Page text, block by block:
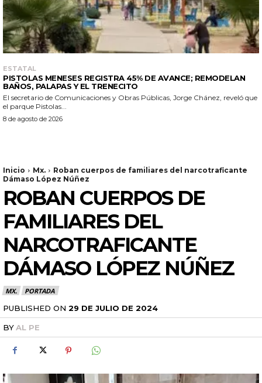
ESTATAL
PISTOLAS MENESES REGISTRA 45% DE AVANCE; REMODELAN
BAÑOS, PALAPAS Y EL TRENECITO
El secretario de Comunicaciones y Obras Públicas, Jorge Chánez, reveló que
el parque Pistolas...
8 de agosto de 2026